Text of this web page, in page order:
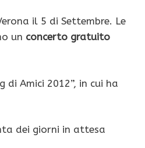
il 5 di Settembre. Le
un concerto gratuito
di Amici 2012”, in cui ha
dei giorni in attesa